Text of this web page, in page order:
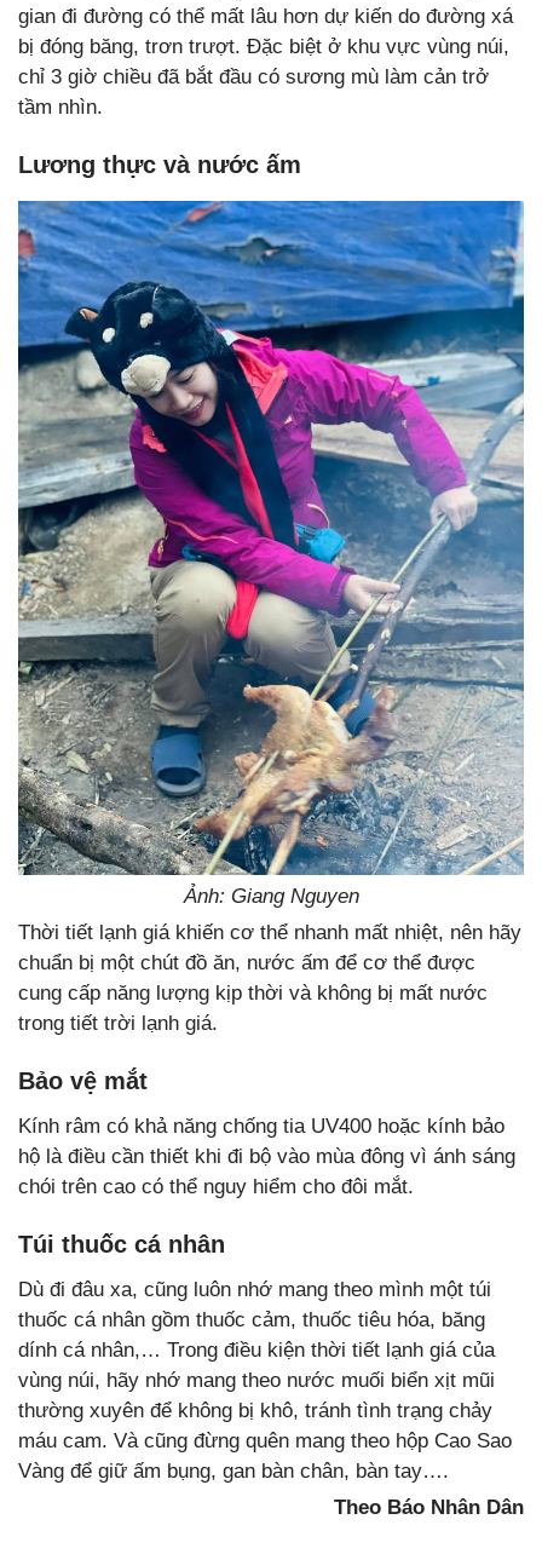
gian đi đường có thể mất lâu hơn dự kiến do đường xá
bị đóng băng, trơn trượt. Đặc biệt ở khu vực vùng núi,
chỉ 3 giờ chiều đã bắt đầu có sương mù làm cản trở
tầm nhìn.
Lương thực và nước ấm
Ảnh: Giang Nguyen
Thời tiết lạnh giá khiến cơ thể nhanh mất nhiệt, nên hãy
chuẩn bị một chút đồ ăn, nước ấm để cơ thể được
cung cấp năng lượng kịp thời và không bị mất nước
trong tiết trời lạnh giá.
Bảo vệ mắt
Kính râm có khả năng chống tia UV400 hoặc kính bảo
hộ là điều cần thiết khi đi bộ vào mùa đông vì ánh sáng
chói trên cao có thể nguy hiểm cho đôi mắt.
Túi thuốc cá nhân
Dù đi đâu xa, cũng luôn nhớ mang theo mình một túi
thuốc cá nhân gồm thuốc cảm, thuốc tiêu hóa, băng
dính cá nhân,… Trong điều kiện thời tiết lạnh giá của
vùng núi, hãy nhớ mang theo nước muối biển xịt mũi
thường xuyên để không bị khô, tránh tình trạng chảy
máu cam. Và cũng đừng quên mang theo hộp Cao Sao
Vàng để giữ ấm bụng, gan bàn chân, bàn tay….
Theo Báo Nhân Dân